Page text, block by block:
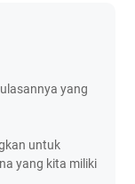
yang
untuk
yang kita miliki